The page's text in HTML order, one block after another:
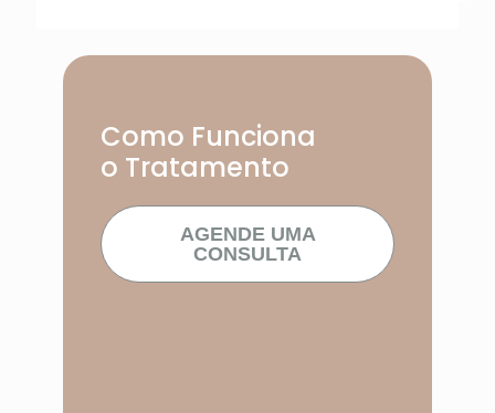
Como Funciona
o Tratamento
AGENDE UMA
CONSULTA